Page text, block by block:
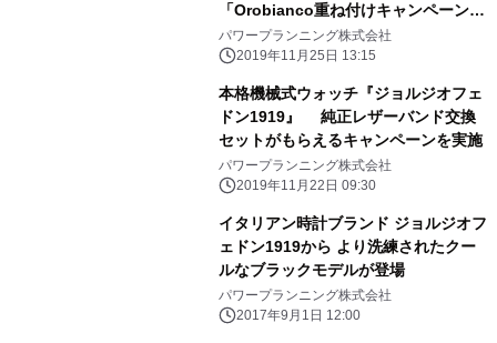
「Orobianco重ね付けキャンペーン」
を11月25日(月)より実施！
パワープランニング株式会社
2019年11月25日 13:15
本格機械式ウォッチ『ジョルジオフェ
ドン1919』 純正レザーバンド交換
セットがもらえるキャンペーンを実施
パワープランニング株式会社
2019年11月22日 09:30
イタリアン時計ブランド ジョルジオフ
ェドン1919から より洗練されたクー
ルなブラックモデルが登場
パワープランニング株式会社
2017年9月1日 12:00